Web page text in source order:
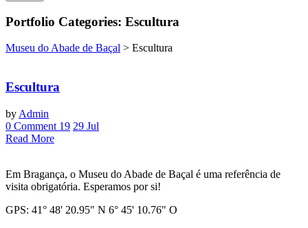
Portfolio Categories: Escultura
Museu do Abade de Baçal > Escultura
Escultura
by Admin
0 Comment 19 29 Jul
Read More
Em Bragança, o Museu do Abade de Baçal é uma referência de
visita obrigatória. Esperamos por si!
GPS: 41° 48' 20.95" N 6° 45' 10.76" O